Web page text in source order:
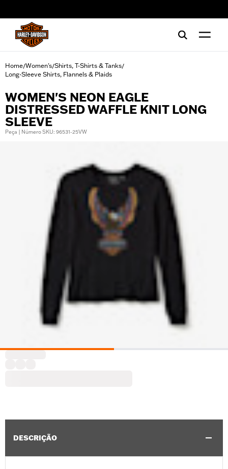
Home/Women's/Shirts, T-Shirts & Tanks/
Long-Sleeve Shirts, Flannels & Plaids
WOMEN'S NEON EAGLE
DISTRESSED WAFFLE KNIT LONG
SLEEVE
Peça | Número SKU: 96531-25VW
DESCRIÇÃO